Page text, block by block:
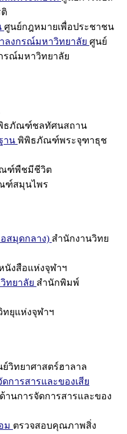
ติ
ศูนย์กฎหมายเพื่อประชาชน
ลงกรณ์มหาวิทยาลัย ศูนย์
รณ์มหาวิทยาลัย
ธภัณฑ์ชลทัศนสถาน
าน พิพิธภัณฑ์พระจุฑาธุช
ฑ์พืชมีชีวิต
ฑ์สมุนไพร
สมุดกลาง) สำนักงานวิทย
นังสือแห่งจุฬาฯ
ทยาลัย สำนักพิมพ์
ทยุแห่งจุฬาฯ
ย์วิทยาศาสตร์ฮาลาล
การสารและของเสีย
านการจัดการสารและของ
ม ตรวจสอบคุณภาพสิ่ง